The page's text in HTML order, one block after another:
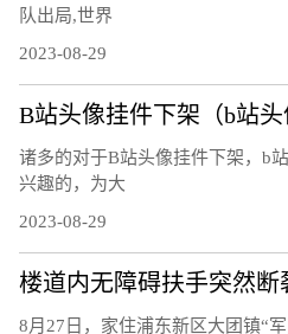
队出局,世界
2023-08-29
B站头像挂件下架（b站头
诸多的对于B站头像挂件下架，b
兴趣的，为大
2023-08-29
8月27日，家住浦东新区大团镇“